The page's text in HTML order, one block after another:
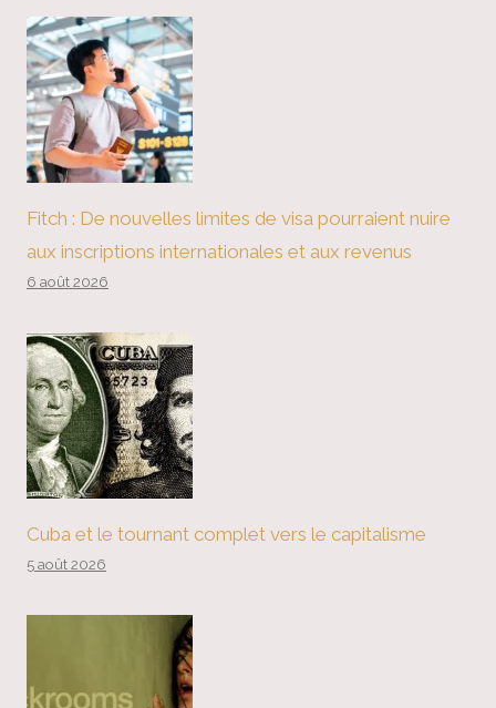
Fitch : De nouvelles limites de visa pourraient nuire
aux inscriptions internationales et aux revenus
6 août 2026
Cuba et le tournant complet vers le capitalisme
5 août 2026